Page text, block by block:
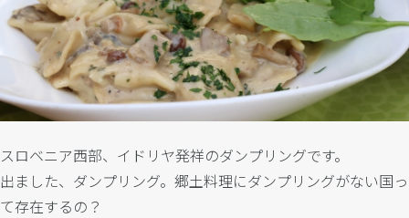
スロベニア西部、イドリヤ発祥のダンプリングです。
出ました、ダンプリング。郷土料理にダンプリングがない国っ
て存在するの？